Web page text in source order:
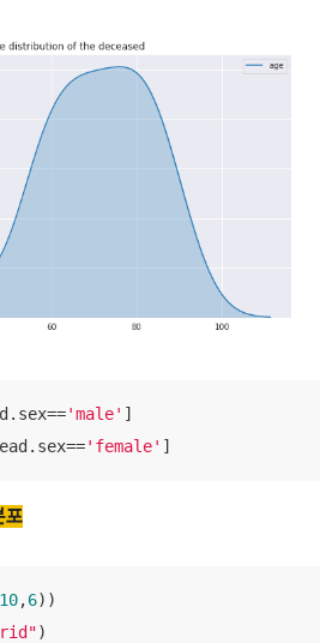
'male' ]
'female' ]
포
10,6))
)